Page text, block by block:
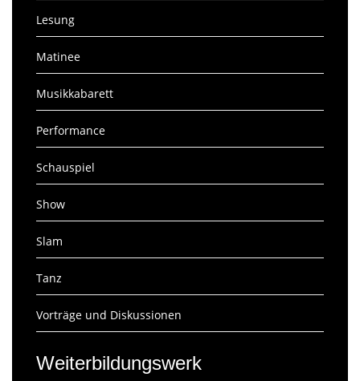
Lesung
Matinee
Musikkabarett
Performance
Schauspiel
Show
Slam
Tanz
Vorträge und Diskussionen
Weiterbildungswerk